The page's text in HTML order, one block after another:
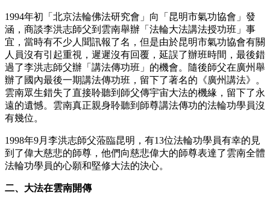
1994年初「北京法輪佛法研究會」向「昆明市氣功協會」發
涵，商談李洪志師父到雲南舉辦「法輪大法講法授功班」事
宜，當時有不少人聞訊報了名，但是由於昆明市氣功協會有關
人員沒有引起重視，遲遲沒有回覆，延誤了辦班時間，最後錯
過了李洪志師父辦「講法傳功班」的機會。隨後師父在廣州舉
辦了國內最後一期講法傳功班，留下了著名的《廣州講法》。
雲南眾生錯失了直接聆聽到師父傳宇宙大法的機緣，留下了永
遠的遺憾。雲南真正親身聆聽到師尊講法傳功的法輪功學員沒
有幾位。
1998年9月李洪志師父蒞臨昆明，有13位法輪功學員有幸的見
到了偉大慈悲的師尊，他們向慈悲偉大的師尊表達了雲南全體
法輪功學員的心願和堅修大法的決心。
二、大法在雲南開傳